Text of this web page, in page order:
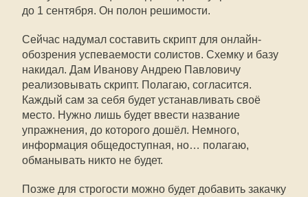
до 1 сентября. Он полон решимости.
Сейчас надумал составить скрипт для онлайн-
обозрения успеваемости солистов. Схемку и базу
накидал. Дам Иванову Андрею Павловичу
реализовывать скрипт. Полагаю, согласится.
Каждый сам за себя будет устанавливать своё
место. Нужно лишь будет ввести название
упражнения, до которого дошёл. Немного,
информация общедоступная, но… полагаю,
обманывать никто не будет.
Позже для строгости можно будет добавить закачку